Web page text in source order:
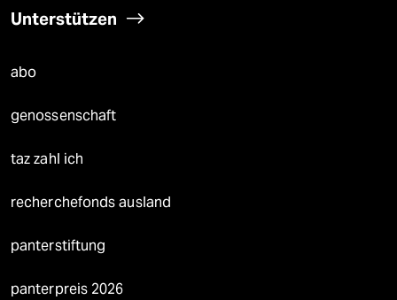
Unterstützen
abo
genossenschaft
taz zahl ich
recherchefonds ausland
panterstiftung
panterpreis 2026